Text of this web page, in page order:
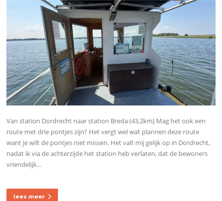
Van station Dordrecht naar station Breda (43,2km) Mag het ook een
route met drie pontjes zijn? Het vergt wel wat plannen deze route
want je wilt de pontjes niet missen. Het valt mij gelijk op in Dordrecht,
nadat ik via de achterzijde het station heb verlaten, dat de bewoners
vriendelijk…
lees meer